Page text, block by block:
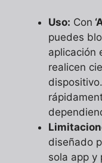
Uso: Con
puedes
aplicación
realicen
diseñado
sola app y